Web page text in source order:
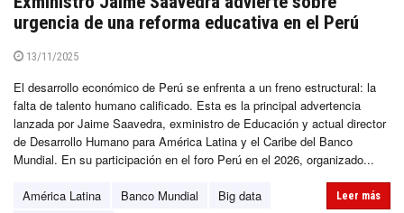
urgencia de una reforma educativa en el Perú
13/11/2025
El desarrollo económico de Perú se enfrenta a un freno estructural: la
falta de talento humano calificado. Esta es la principal advertencia
lanzada por Jaime Saavedra, exministro de Educación y actual director
de Desarrollo Humano para América Latina y el Caribe del Banco
Mundial. En su participación en el foro Perú en el 2026, organizado...
América Latina Banco Mundial
Big data
Leer más